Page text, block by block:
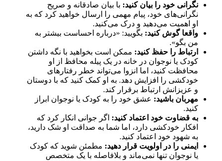
نگرانی خود را بیان کنید: با بیان صادقانه و صریح
نگرانی‌های خود، پیام مهمی را ارسال خواهید کرد که به
او اهمیت می‌دهید و درک می‌کنید.
واقعا گوش کنید: بگویید: «درباره احساست بیشتر به
من بگو».
ارتباط را حفظ کنید: ممکن است بخواهید با نگه داشتن
کودک یا نوجوان در خانه در یک پیله محافظ از او
محافظت کنید، اما انزوا می‌تواند خطر رفتارهای
خودکشی را افزایش دهد. به او کمک کنید که با دوستان
و عزیزانش ارتباط برقرار کند.
مهربان باشید: عشق خود را به کودک یا نوجوان ابراز
کنید.
به قضاوت خود اعتماد کنید: اگر جوانی انکار کرد که
افکار خودکشی دارد، اما شما به صداقت او شک دارید،
به شهود خود اعتماد کنید.
ایمنی را در اولویت قرار دهید: مطمئن شوید که کودک
یا نوجوان تنها نمی‌ماند و بلافاصله با یک متخصص